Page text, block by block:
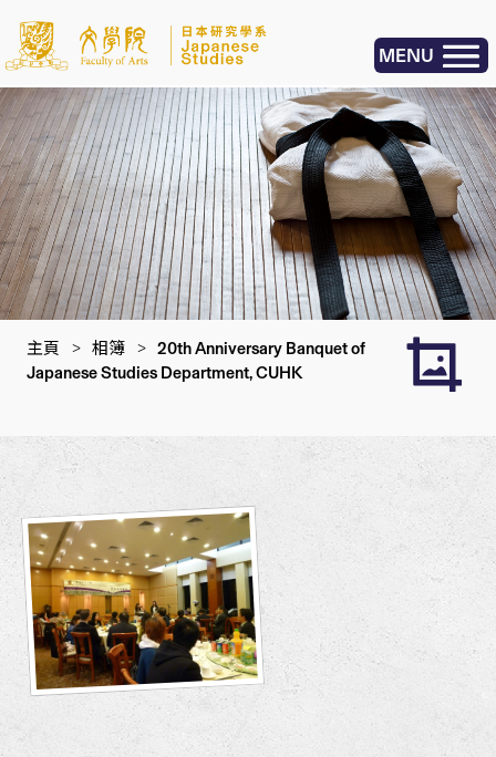
MENU
主頁 > 相簿 > 20th Anniversary Banquet of
Japanese Studies Department, CUHK